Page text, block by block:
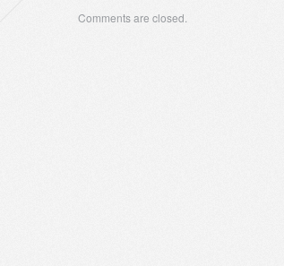
Comments are closed.